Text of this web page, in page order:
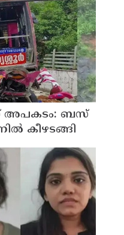
അപകടം: ബസ്
കീഴടങ്ങി